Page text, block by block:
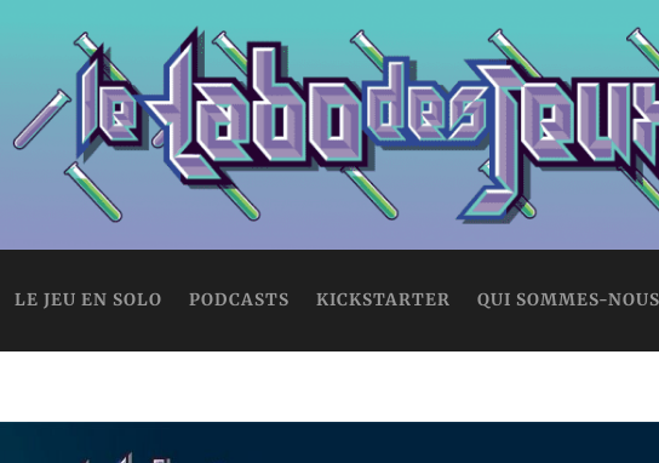
LE JEU EN SOLO PODCASTS KICKSTARTER QUI SOMMES-